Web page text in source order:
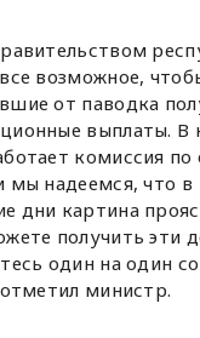
возможное,
от паводка
выплаты. В
комиссия по
мы надеемся, что в
дни картина
получить эти
один на один
министр.